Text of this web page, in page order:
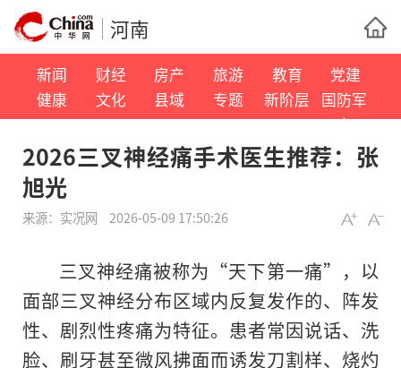
河南
新闻 财经 房产 旅游 教育
党建
健康
文化 县域 专题 新阶层
国防军
事
2026三叉神经痛手术医生推荐：张
旭光
来源： 实况网 2026-05-09 17:50:26
三叉神经痛被称为“天下第一痛”，以
面部三叉神经分布区域内反复发作的、阵发
性、剧烈性疼痛为特征。患者常因说话、洗
脸、刷牙甚至微风拂面而诱发刀割样、烧灼